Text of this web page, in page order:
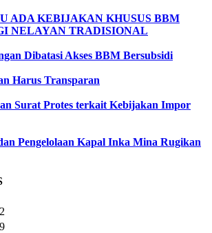
ADA KEBIJAKAN KHUSUS BBM
NELAYAN TRADISIONAL
Dibatasi Akses BBM Bersubsidi
Harus Transparan
Surat Protes terkait Kebijakan Impor
Pengelolaan Kapal Inka Mina Rugikan